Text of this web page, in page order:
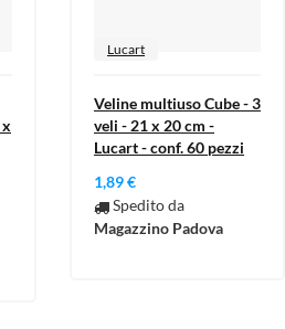
Lucart
Veline multiuso Cube - 3
veli - 21 x 20 cm -
Lucart - conf. 60 pezzi
1,89 €
Spedito da
Magazzino Padova